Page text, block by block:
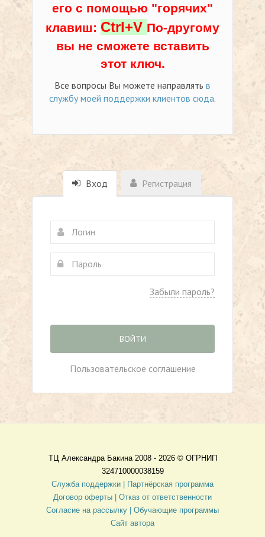
его с помощью "горячих"
клавиш: Ctrl+V По-другому
вы не сможете вставить
этот ключ.
Все вопросы Вы можете направлять в
службу моей поддержки клиентов сюда.
Вход Регистрация
Забыли пароль?
ВОЙТИ
Пользовательское соглашение
ТЦ Александра Бакина 2008 - 2026 © ОГРНИП
324710000038159
Служба поддержки |
Партнёрская программа
Договор оферты
| Отказ от ответственности
Согласие на рассылку | Обучающие программы
Сайт автора